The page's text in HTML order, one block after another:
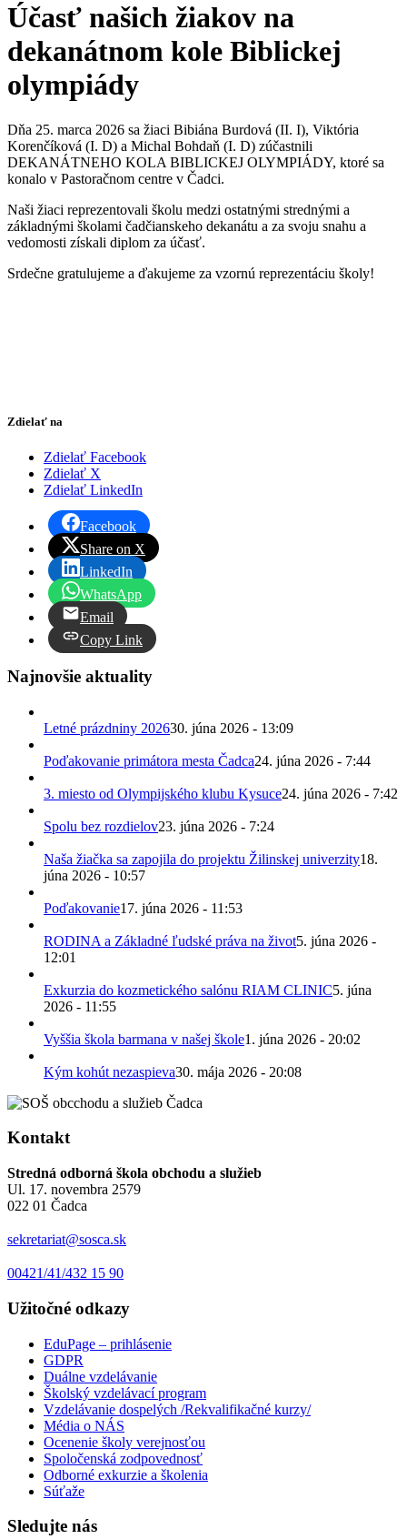
Účasť našich žiakov na
dekanátnom kole Biblickej
olympiády
Dňa 25. marca 2026 sa žiaci Bibiána Burdová (II. I), Viktória
Korenčíková (I. D) a Michal Bohdaň (I. D) zúčastnili
DEKANÁTNEHO KOLA BIBLICKEJ OLYMPIÁDY, ktoré sa
konalo v Pastoračnom centre v Čadci.
Naši žiaci reprezentovali školu medzi ostatnými strednými a
základnými školami čadčianskeho dekanátu a za svoju snahu a
vedomosti získali diplom za účasť.
Srdečne gratulujeme a ďakujeme za vzornú reprezentáciu školy!
Zdielať na
Zdielať Facebook
Zdielať X
Zdielať LinkedIn
Facebook
Share on X
LinkedIn
WhatsApp
Email
Copy Link
Najnovšie aktuality
Letné prázdniny 202630. júna 2026 - 13:09
Poďakovanie primátora mesta Čadca24. júna 2026 - 7:44
3. miesto od Olympijského klubu Kysuce24. júna 2026 - 7:42
Spolu bez rozdielov23. júna 2026 - 7:24
Naša žiačka sa zapojila do projektu Žilinskej univerzity18.
júna 2026 - 10:57
Poďakovanie17. júna 2026 - 11:53
RODINA a Základné ľudské práva na život5. júna 2026 -
12:01
Exkurzia do kozmetického salónu RIAM CLINIC5. júna
2026 - 11:55
Vyššia škola barmana v našej škole1. júna 2026 - 20:02
Kým kohút nezaspieva30. mája 2026 - 20:08
Kontakt
Stredná odborná škola obchodu a služieb
Ul. 17. novembra 2579
022 01 Čadca
sekretariat@sosca.sk
00421/41/432 15 90
Užitočné odkazy
EduPage – prihlásenie
GDPR
Duálne vzdelávanie
Školský vzdelávací program
Vzdelávanie dospelých /Rekvalifikačné kurzy/
Média o NÁS
Ocenenie školy verejnosťou
Spoločenská zodpovednosť
Odborné exkurzie a školenia
Súťaže
Sledujte nás